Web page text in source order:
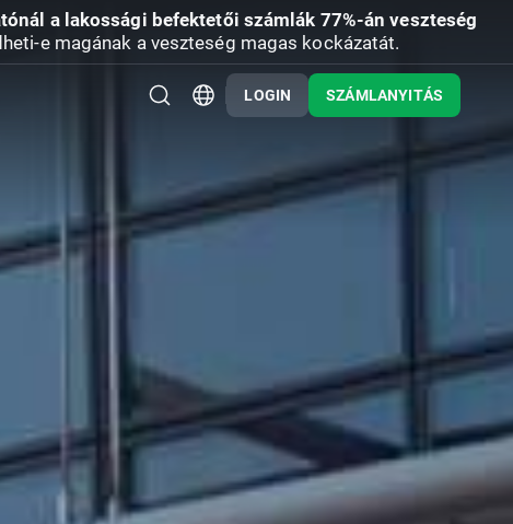
a lakossági befektetői számlák 77%-án veszteség
e magának a veszteség magas kockázatát.
LOGIN SZÁMLANYITÁS